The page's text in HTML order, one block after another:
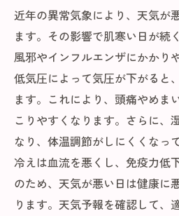
近年の異常気象により、天気が
ます。その影響で肌寒い日が続
風邪やインフルエンザにかかり
低気圧によって気圧が下がると
ます。これにより、頭痛やめま
こりやすくなります。さらに、
なり、体温調節がしにくくなっ
冷えは血流を悪くし、免疫力低
のため、天気が悪い日は健康に
ります。天気予報を確認して、